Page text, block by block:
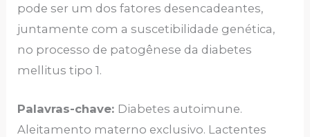
pode ser um dos fatores desencadeantes,
juntamente com a suscetibilidade genética,
no processo de patogênese da diabetes
mellitus tipo 1.
Palavras-chave: Diabetes autoimune.
Aleitamento materno exclusivo. Lactentes